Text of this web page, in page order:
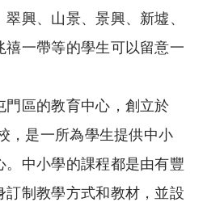
興、山景、景興、新墟、
禧一帶等的學生可以留意一
門區的教育中心，創立於
，是一所為學生提供中小
。中小學的課程都是由有豐
訂制教學方式和教材，並設